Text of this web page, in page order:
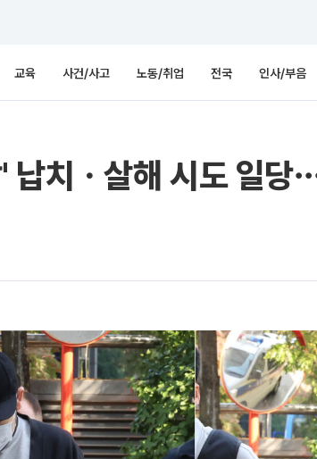
교육 사건/사고 노동/취업 전국 인사/부음
납치ㆍ살해 시도 일